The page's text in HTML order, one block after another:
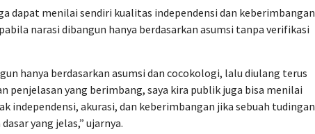
dapat menilai sendiri kualitas independensi dan keberimbangan
narasi dibangun hanya berdasarkan asumsi tanpa verifikasi
hanya berdasarkan asumsi dan cocokologi, lalu diulang terus
penjelasan yang berimbang, saya kira publik juga bisa menilai
independensi, akurasi, dan keberimbangan jika sebuah tudingan
yang jelas,” ujarnya.